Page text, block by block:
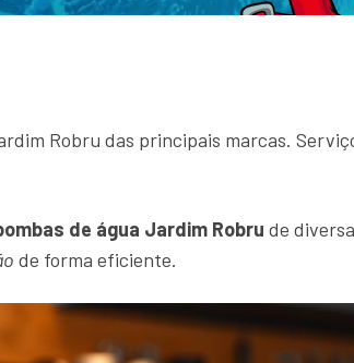
Robru das principais marcas.
de água Jardim Robru de
de forma eficiente.